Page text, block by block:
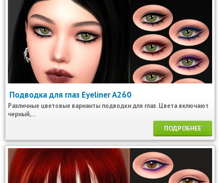
Подводка для глаз Eyeliner A260
Различные цветовые варианты подводки для глаз. Цвета включают
черный,...
ПОДРОБНЕЕ